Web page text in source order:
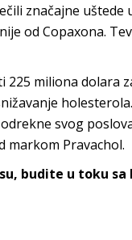
značajne
od Copaxona.
225 miliona dolara
svog
markom Pravachol.
budite u toku